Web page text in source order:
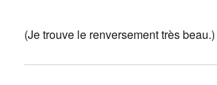
(Je trouve le renversement très beau.)